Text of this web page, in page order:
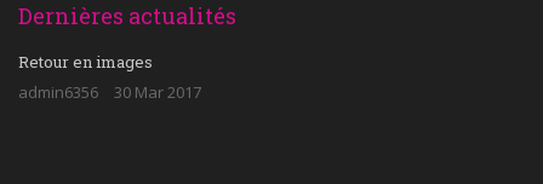
Dernières actualités
Retour en images
admin6356
30 Mar 2017